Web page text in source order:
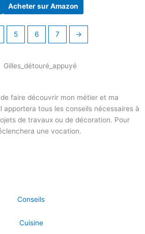
Acheter sur Amazon
5 6 7 →
faire découvrir mon métier et ma
apportera tous les conseils nécessaires à
de travaux ou de décoration. Pour
une vocation.
Conseils
Cuisine